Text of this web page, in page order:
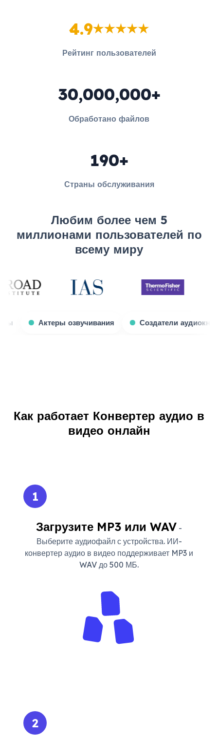
4.9
Рейтинг пользователей
30,000,000+
Обработано файлов
190+
Страны обслуживания
Любим более чем 5
миллионами пользователей по
всему миру
стримеры Актеры озвучивания
Как работает Конвертер аудио в
видео онлайн
1
Загрузите MP3 или WAV -
Выберите аудиофайл с устройства. ИИ-
конвертер аудио в видео поддерживает MP3 и
WAV до 500 МБ.
2